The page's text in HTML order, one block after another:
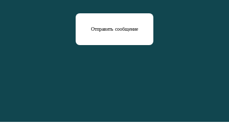
Отправить сообщение